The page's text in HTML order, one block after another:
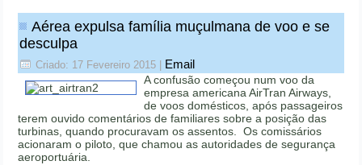
Aérea expulsa família muçulmana de voo e se
desculpa
Criado: 17 Fevereiro 2015 Email
A confusão começou num voo da
empresa americana AirTran Airways,
de voos domésticos, após passageiros
terem ouvido comentários de familiares sobre a posição das
turbinas, quando procuravam os assentos. Os comissários
acionaram o piloto, que chamou as autoridades de segurança
aeroportuária.